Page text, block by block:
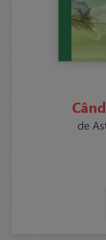
de